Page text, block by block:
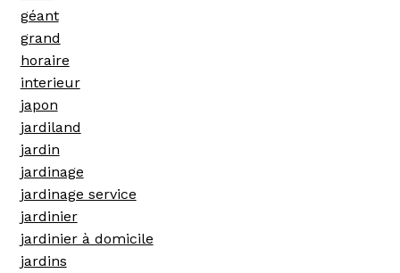
géant
grand
horaire
interieur
japon
jardiland
jardin
jardinage
jardinage service
jardinier
jardinier à domicile
jardins